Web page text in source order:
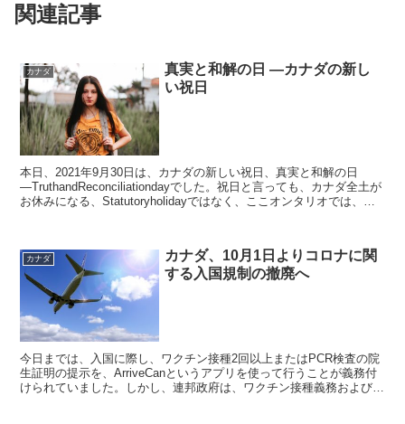
関連記事
カナダ
真実と和解の日 ―カナダの新し
い祝日
本日、2021年9月30日は、カナダの新しい祝日、真実と和解の日
―TruthandReconciliationdayでした。祝日と言っても、カナダ全土が
お休みになる、Statutoryholidayではなく、ここオンタリオでは、連
カナダ
カナダ、10月1日よりコロナに関
する入国規制の撤廃へ
今日までは、入国に際し、ワクチン接種2回以上またはPCR検査の院
生証明の提示を、ArriveCanというアプリを使って行うことが義務付
けられていました。しかし、連邦政府は、ワクチン接種義務および